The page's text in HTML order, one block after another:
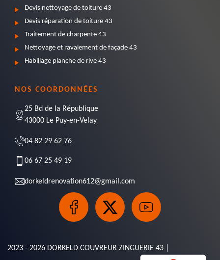
Devis nettoyage de toiture 43
Devis réparation de toiture 43
Traitement de charpente 43
Nettoyage et ravalement de façade 43
Habillage planche de rive 43
NOS COORDONNÉES
25 Bd de la République
43000 Le Puy-en-Velay
04 82 29 62 76
06 67 25 49 19
dorkeldrenovation612@gmail.com
2023 - 2026 DORKELD COUVREUR ZINGUERIE 43 |